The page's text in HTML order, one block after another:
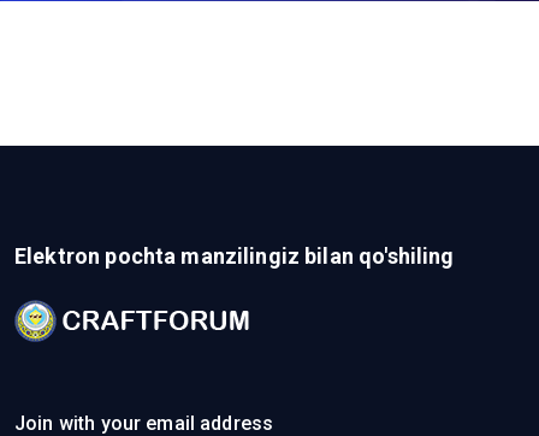
Elektron pochta manzilingiz bilan qo'shiling
Join with your email address